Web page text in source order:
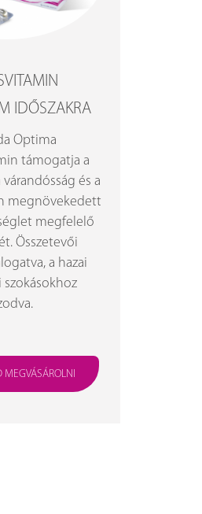
IDŐSZAKRA
Optima
támogatja a
és a
megnövekedett
megfelelő
Összetevői
a hazai
szokásokhoz
MEGVÁSÁROLNI